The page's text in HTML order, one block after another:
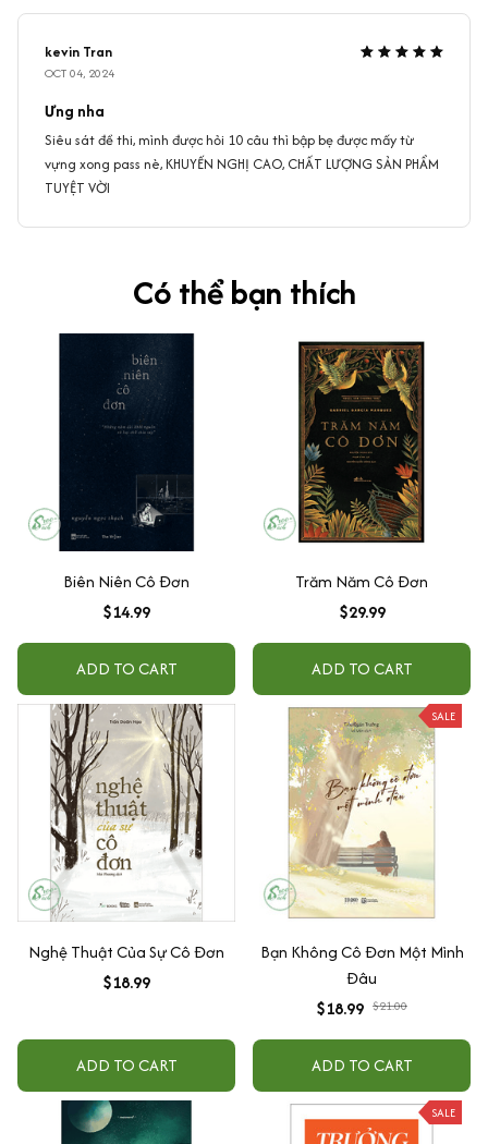
kevin Tran
OCT 04, 2024
Ưng nha
Siêu sát đề thi, mình được hỏi 10 câu thì bập bẹ được mấy từ
vựng xong pass nè, KHUYẾN NGHỊ CAO, CHẤT LƯỢNG SẢN PHẨM
TUYỆT VỜI
Có thể bạn thích
Biên Niên Cô Đơn
$14.99
ADD TO CART
Trăm Năm Cô Đơn
$29.99
ADD TO CART
Nghệ Thuật Của Sự Cô Đơn
$18.99
ADD TO CART
SALE
Bạn Không Cô Đơn Một Mình
Đâu
$18.99 $21.00
ADD TO CART
SALE